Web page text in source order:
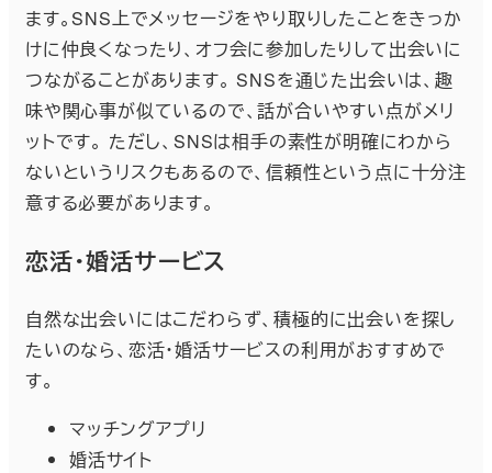
ます。SNS上でメッセージをやり取りしたことをきっか
けに仲良くなったり、オフ会に参加したりして出会いに
つながることがあります。 SNSを通じた出会いは、趣
味や関心事が似ているので、話が合いやすい点がメリ
ットです。 ただし、SNSは相手の素性が明確にわから
ないというリスクもあるので、信頼性という点に十分注
意する必要があります。
恋活・婚活サービス
自然な出会いにはこだわらず、積極的に出会いを探し
たいのなら、恋活・婚活サービスの利用がおすすめで
す。
マッチングアプリ
婚活サイト